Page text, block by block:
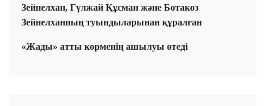
Зейнелхан, Гүлжай Құсман және Ботакөз
Зейнелханның туындыларынан құралған
«Жады» атты көрменің ашылуы өтеді